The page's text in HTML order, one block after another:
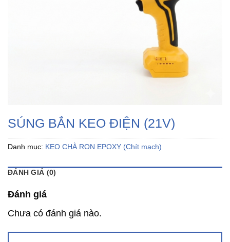
SÚNG BẮN KEO ĐIỆN (21V)
Danh mục: KEO CHÀ RON EPOXY (Chít mạch)
ĐÁNH GIÁ (0)
Đánh giá
Chưa có đánh giá nào.